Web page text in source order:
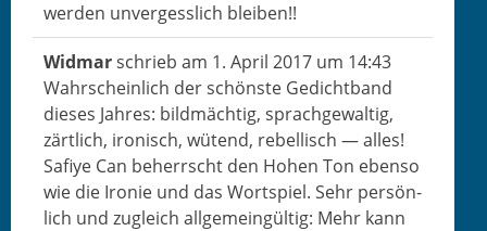
wer­den unvergesslich bleiben!!
Wid­marschrieb am 1. April 2017 um 14:43
Wahrschein­lich der schön­ste Gedicht­band
dieses Jahres: bild­mächtig, sprachge­waltig,
zärtlich, iro­nisch, wütend, rebel­lisch — alles!
Safiye Can beherrscht den Hohen Ton eben­so
wie die Ironie und das Wort­spiel. Sehr per­sön­
lich und zugle­ich all­ge­me­ingültig: Mehr kann